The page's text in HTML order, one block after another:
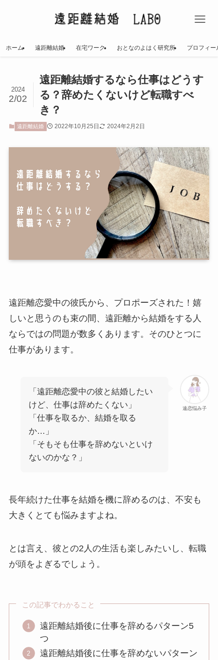
ホーム 遠距離結婚 在宅ワーク おとなのよはく研究所 プロフィー
遠距離結婚するなら仕事はどうす
る？辞めたくないけど転職すべ
き？
2024
2/02
遠距離結婚 2022年10月25日 2024年2月2日
遠距離恋愛中の彼氏から、プロポーズされた！嬉
しいと思うのも束の間、遠距離から結婚をする人
ならではの問題が数多くあります。そのひとつに
仕事があります。
遠恋悩み子
「遠距離恋愛中の彼と結婚したい
けど、仕事は辞めたくない」
「仕事を取るか、結婚を取る
か…」
「そもそも仕事を辞めないといけ
ないのかな？」
長年続けた仕事を結婚を機に辞めるのは、不安も
大きくとても悩みますよね。
とは言え、彼との2人の生活も楽しみたいし、転職
が頭をよぎるでしょう。
この記事でわかること
遠距離結婚後に仕事を辞めるパターン5
つ
遠距離結婚後に仕事を辞めないパターン